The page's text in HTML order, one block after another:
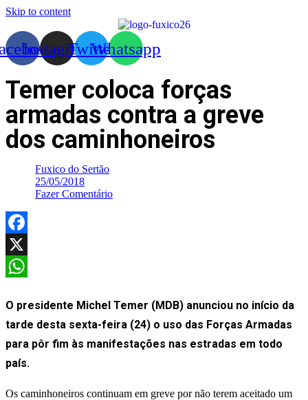
Skip to content
InstagramTwitterWhatsapp
Temer coloca forças
armadas contra a greve
dos caminhoneiros
Fuxico do Sertão
25/05/2018
Fazer Comentário
Facebook
X
O presidente Michel Temer (MDB) anunciou no início da
tarde desta sexta-feira (24) o uso das Forças Armadas
para pôr fim às manifestações nas estradas em todo
país.
Os caminhoneiros continuam em greve por não terem aceitado um